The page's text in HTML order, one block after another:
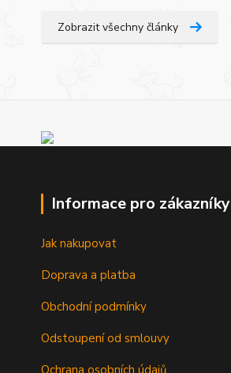
Zobrazit všechny články
Informace pro zákazníky
Jak nakupovat
Doprava a platba
Obchodní podmínky
Odstoupení od smlouvy
Ochrana osobních údajů